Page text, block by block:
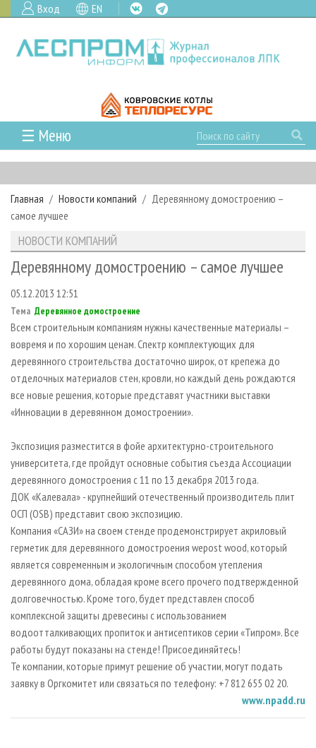
Вход EN
☰ Меню
ГЛАВНАЯ
РУБРИКИ И ТЕМЫ
РУБРИКИ ЖУРНАЛА
ЛЕСНОЕ ХОЗЯЙСТВО
ЛЕСОЗАГОТОВКА
ЛЕСОПИЛЕНИЕ
ДЕРЕВООБРАБОТКА
СУШКА ДРЕВЕСИНЫ
ПРОИЗВОДСТВО ДРЕВЕСНЫХ ПЛИТ
ДЕРЕВЯННОЕ ДОМОСТРОЕНИЕ
ПРОИЗВОДСТВО МЕБЕЛИ
БИОЭНЕРГЕТИКА
ЦБП
ИНСТРУМЕНТ И МАТЕРИАЛЫ
НОВОСТИ
КАЛЕНДАРЬ СОБЫТИЙ
НОВОСТИ ЛПК
НОВОСТИ ЖУРНАЛА
НОВОСТИ КОМПАНИЙ
ПРОЕКТЫ ЛПИ
АНАЛИТИКА
ПРЕДПРИЯТИЯ ЛПК
ЛЕСНЫЕ РЕГИОНЫ РОССИИ
ПЕРСОНЫ
МОБИЛЬНЫЕ ВЫСТАВКИ
ОФИЦИАЛЬНЫЕ ДЕЛЕГАЦИИ
ПРИОРИТЕТНЫЕ ИНВЕСТПРОЕКТЫ
RUSSIAN FORESTRY REVIEW
ГАЗЕТА ЛЕСПРОМФОРУМ
БИБЛИОТЕКА СПЕЦИАЛИСТА
АРХИВ ЖУРНАЛОВ
СТАТЬИ
ПОДПИСКА
КОНТАКТЫ
РЕКЛАМОДАТЕЛЯМ
РЕКЛАМА
РЕКЛАМА НА САЙТЕ
Главная Новости компаний
Деревянному домостроению –
самое лучшее
НОВОСТИ КОМПАНИЙ
Деревянному домостроению – самое лучшее
05.12.2013 12:51
Тема Деревянное домостроение
Всем строительным компаниям нужны качественные материалы –
вовремя и по хорошим ценам. Спектр комплектующих для
деревянного строительства достаточно широк, от крепежа до
отделочных материалов стен, кровли, но каждый день рождаются
все новые решения, которые представят участники выставки
«Инновации в деревянном домостроении».
Экспозиция разместится в фойе архитектурно-строительного
университета, где пройдут основные события съезда Ассоциации
деревянного домостроения с 11 по 13 декабря 2013 года.
ДОК «Калевала» - крупнейший отечественный производитель плит
ОСП (OSB) представит свою экспозицию.
Компания «САЗИ» на своем стенде продемонстрирует акриловый
герметик для деревянного домостроения wepost wood, который
является современным и экологичным способом утепления
деревянного дома, обладая кроме всего прочего подтвержденной
долговечностью. Кроме того, будет представлен способ
комплексной защиты древесины с использованием
водоотталкивающих пропиток и антисептиков серии «Типром». Все
работы будут показаны на стенде! Присоединяйтесь!
Те компании, которые примут решение об участии, могут подать
заявку в Оргкомитет или связаться по телефону: +7 812 655 02 20.
www.npadd.ru